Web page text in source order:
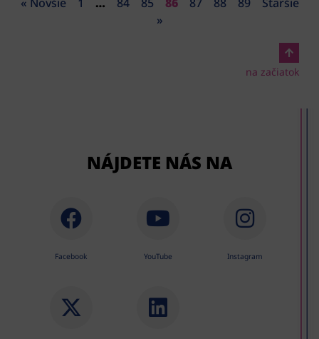
»
na začiatok
NÁJDETE NÁS NA
Facebook YouTube Instagram